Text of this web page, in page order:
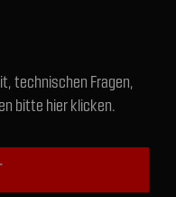
technischen Fragen,
bitte hier klicken.